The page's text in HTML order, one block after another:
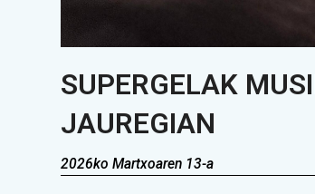
SUPERGELAK
JAUREGIAN
2026ko Martxoaren 13-a